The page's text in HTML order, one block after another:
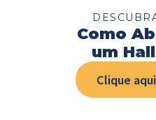
Como
um
Clique aqui